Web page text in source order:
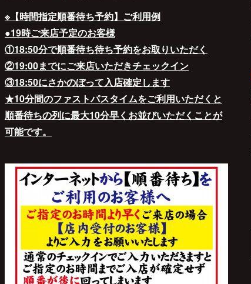
※【時間指定順番待ち予約】ご利用例
●19時ご来店予定のお客様
①18:50分で順番待ち待ち予約をお取りいただく
②19:00までにご来店いただきチェックイン
③18:50にさかのぼって入店確定します
★10分間のファストパスタイムをご利用いただくと
順番待ちの列に最大10分早くお並びいただくことが
可能です。